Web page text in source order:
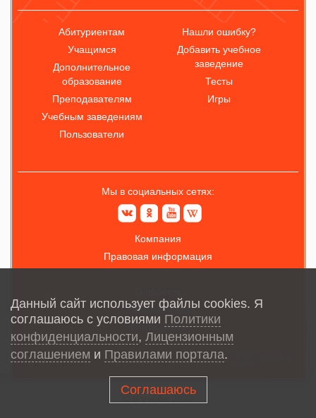
Абитуриентам
Учащимся
Дополнительное
образование
Преподавателям
Учебным заведениям
Пользователи
Нашли ошибку?
Добавить учебное
заведение
Тесты
Игры
Мы в социальных сетях:
Компания
Правовая информация
Обратная связь
Карта сайта
Данный сайт использует файлы cookies. Я
соглашаюсь с условиями Политики
конфиденциальности, Лицензионным
соглашением и Правилами портала.
Соглашаюсь